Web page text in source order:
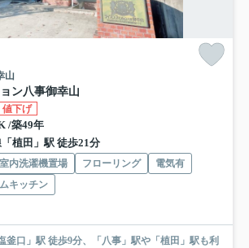
山
ン八事御幸山
値下げ
/築49年
植田」駅 徒歩21分
室内洗濯機置場 フローリング
電気有
キッチン
釜口」駅 徒歩9分、「八事」駅や「植田」駅も利